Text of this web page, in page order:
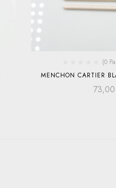
(0
MENCHON CARTIER
73,00